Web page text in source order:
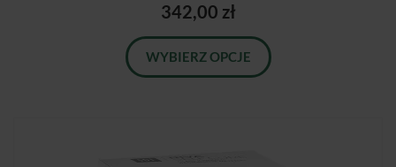
342,00 zł
WYBIERZ OPCJE